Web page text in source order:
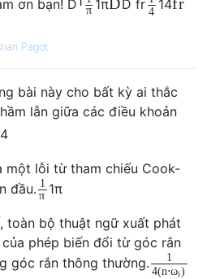
ơn bạn! D
π 1πDD fr 4 14fr
Pagot
bài này cho bất kỳ ai thắc
lẫn giữa các điều khoản
4
một lỗi từ tham chiếu Cook-
đầu. 1
π 1π
toàn bộ thuật ngữ xuất phát
phép biến đổi từ góc rắn
góc rắn thông thường.
1
4(n⋅ωi)